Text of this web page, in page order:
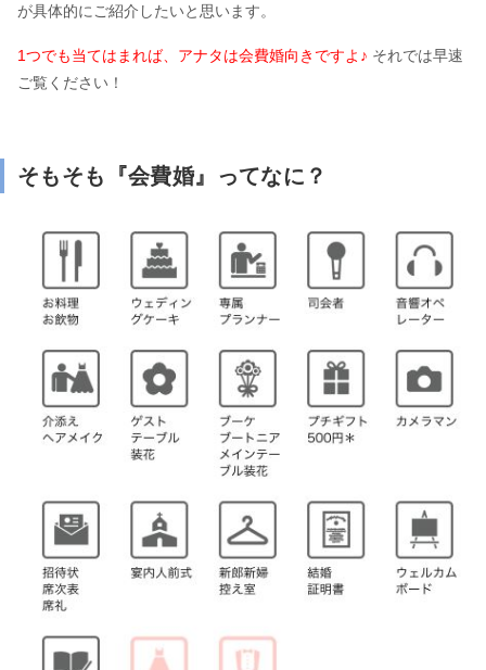
が具体的にご紹介したいと思います。
1つでも当てはまれば、アナタは会費婚向きですよ♪ それでは早速
ご覧ください！
そもそも『会費婚』ってなに？